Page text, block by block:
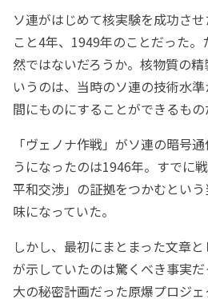
ソ連がはじめて核実験を成功さ
こと4年、1949年のことだった
然ではないだろうか。核物質の
いうのは、当時のソ連の技術水
間にものにすることができるもの
「ヴェノナ作戦」がソ連の暗号
うになったのは1946年。すでに
平和交渉」の証拠をつかむとい
味になっていた。
しかし、最初にまとまった文章
が示していたのは驚くべき事実
大の秘密計画だった原爆プロジ